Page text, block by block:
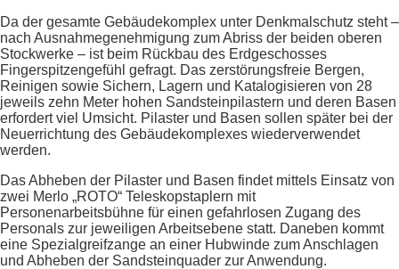
Da der gesamte Gebäudekomplex unter Denkmalschutz steht –
nach Ausnahmegenehmigung zum Abriss der beiden oberen
Stockwerke – ist beim Rückbau des Erdgeschosses
Fingerspitzengefühl gefragt. Das zerstörungsfreie Bergen,
Reinigen sowie Sichern, Lagern und Katalogisieren von 28
jeweils zehn Meter hohen Sandsteinpilastern und deren Basen
erfordert viel Umsicht. Pilaster und Basen sollen später bei der
Neuerrichtung des Gebäudekomplexes wiederverwendet
werden.
Das Abheben der Pilaster und Basen findet mittels Einsatz von
zwei Merlo „ROTO“ Teleskopstaplern mit
Personenarbeitsbühne für einen gefahrlosen Zugang des
Personals zur jeweiligen Arbeitsebene statt. Daneben kommt
eine Spezialgreifzange an einer Hubwinde zum Anschlagen
und Abheben der Sandsteinquader zur Anwendung.